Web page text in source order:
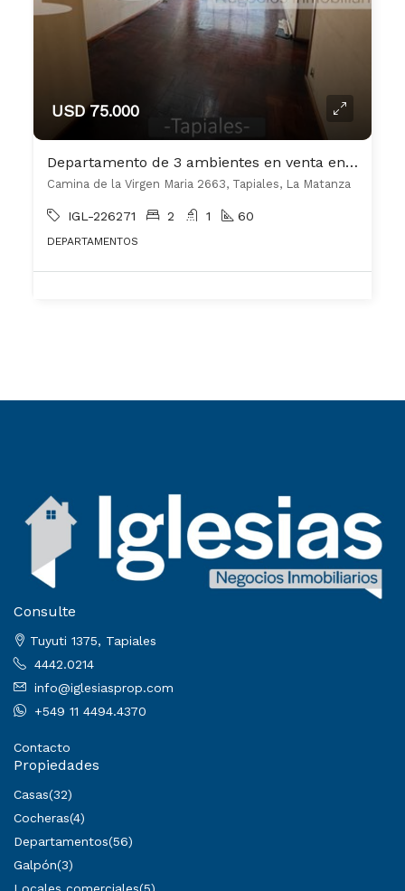
USD 75.000
Departamento de 3 ambientes en venta en Tapiales
Camina de la Virgen Maria 2663, Tapiales, La Matanza
IGL-226271 2 1 60
DEPARTAMENTOS
Consulte
Tuyuti 1375, Tapiales
4442.0214
info@iglesiasprop.com
+549 11 4494.4370
Contacto
Propiedades
Casas(32)
Cocheras(4)
Departamentos(56)
Galpón(3)